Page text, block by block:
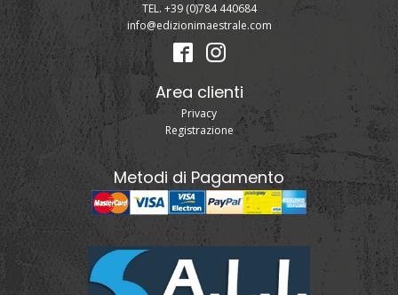
TEL. +39 (0)784 440684
info@edizionimaestrale.com
Area clienti
Privacy
Registrazione
Metodi di Pagamento